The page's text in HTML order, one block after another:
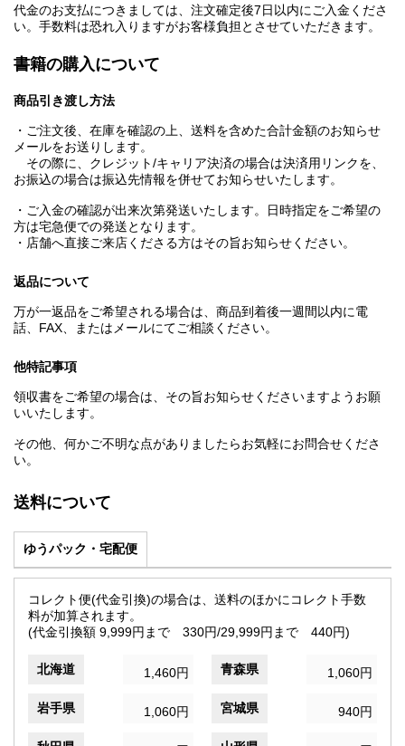
代金のお支払につきましては、注文確定後7日以内にご入金くださ
い。手数料は恐れ入りますがお客様負担とさせていただきます。
書籍の購入について
商品引き渡し方法
・ご注文後、在庫を確認の上、送料を含めた合計金額のお知らせ
メールをお送りします。
その際に、クレジット/キャリア決済の場合は決済用リンクを、
お振込の場合は振込先情報を併せてお知らせいたします。
・ご入金の確認が出来次第発送いたします。日時指定をご希望の
方は宅急便での発送となります。
・店舗へ直接ご来店くださる方はその旨お知らせください。
返品について
万が一返品をご希望される場合は、商品到着後一週間以内に電
話、FAX、またはメールにてご相談ください。
他特記事項
領収書をご希望の場合は、その旨お知らせくださいますようお願
いいたします。
その他、何かご不明な点がありましたらお気軽にお問合せくださ
い。
送料について
ゆうパック・宅配便
コレクト便(代金引換)の場合は、送料のほかにコレクト手数
料が加算されます。
(代金引換額 9,999円まで 330円/29,999円まで 440円)
北海道 1,460円 青森県 1,060円
岩手県 1,060円 宮城県 940円